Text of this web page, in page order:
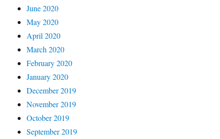
June 2020
May 2020
April 2020
March 2020
February 2020
January 2020
December 2019
November 2019
October 2019
September 2019